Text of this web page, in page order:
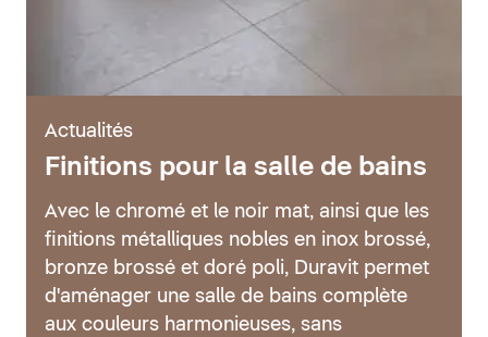
Actualités
Finitions pour la salle de bains
Avec le chromé et le noir mat, ainsi que les
finitions métalliques nobles en inox brossé,
bronze brossé et doré poli, Duravit permet
d'aménager une salle de bains complète
aux couleurs harmonieuses, sans